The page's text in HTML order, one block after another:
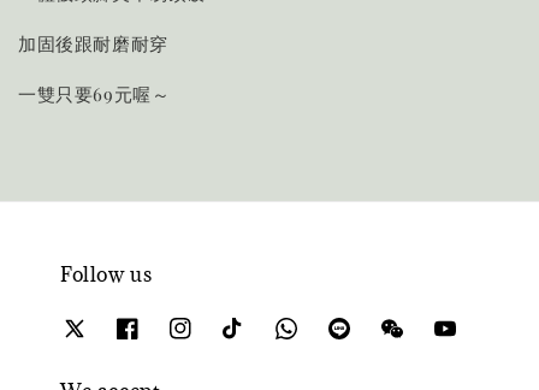
加固後跟耐磨耐穿
一雙只要69元喔～
Follow us